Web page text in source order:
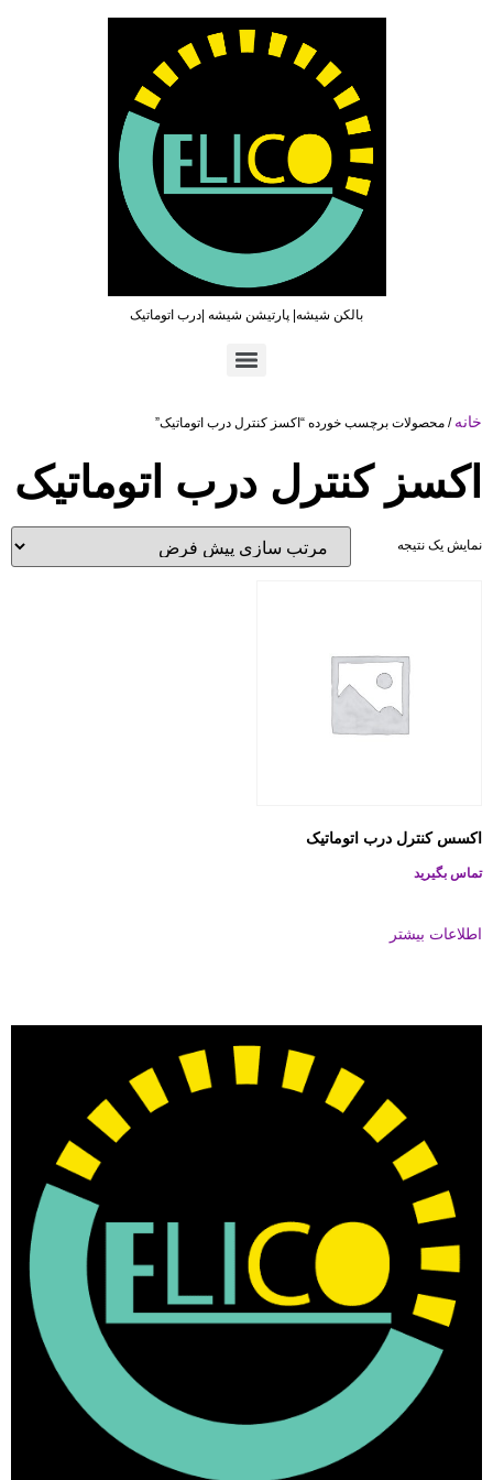
بالکن شیشه| پارتیشن شیشه |درب اتوماتیک
خانه / محصولات برچسب خورده “اکسز کنترل درب اتوماتیک”
اکسز کنترل درب اتوماتیک
نمایش یک نتیجه
اکسس کنترل درب اتوماتیک
تماس بگیرید
اطلاعات بیشتر